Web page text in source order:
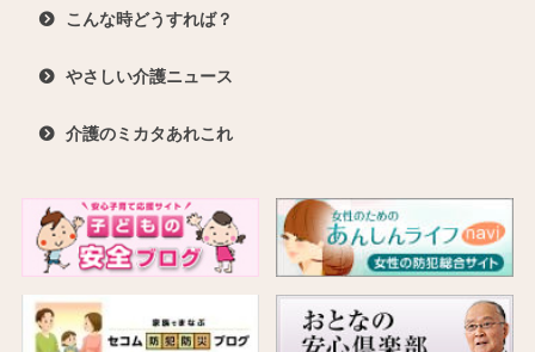
こんな時どうすれば？
やさしい介護ニュース
介護のミカタあれこれ